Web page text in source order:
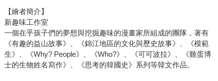
【繪者簡介】
新趣味工作室
一個在乎孩子們的夢想與挖掘趣味的漫畫家所組成的團隊，著有
《有趣的益山故事》、《錦江地區的文化與歷史故事》、《模範
生》、《Why? People》、《Who?》、《可可波拉》、《雞蛋博
士的生物姓名寫作》、《思考的韓國史》系列等韓文作品。